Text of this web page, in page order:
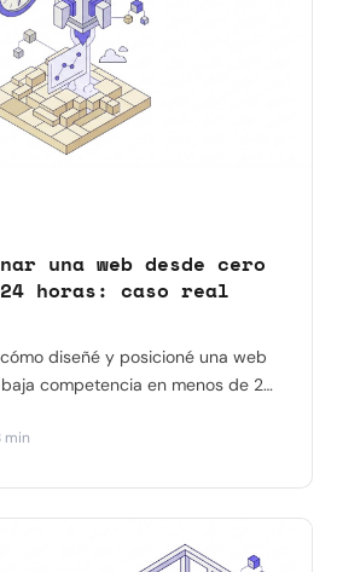
una web desde cero
24 horas: caso real
diseñé y posicioné una web
competencia en menos de 24
min